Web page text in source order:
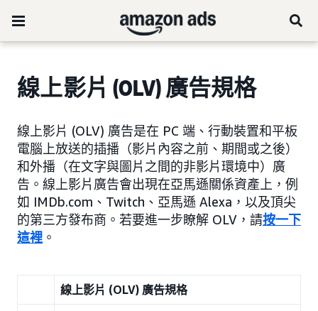
線上影片 (OLV) 廣告規格
線上影片 (OLV) 廣告是在 PC 端、行動裝置和平板
電腦上放送的插播（影片內容之前、期間或之後）
和外播（在文字與圖片之間的非影片環境中）廣
告。線上影片廣告會出現在亞馬遜關係資產上，例
如 IMDb.com、Twitch、亞馬遜 Alexa，以及頂尖
的第三方發布商。若要進一步瞭解 OLV，請按一下
這裡 。
線上影片 (OLV) 廣告規格